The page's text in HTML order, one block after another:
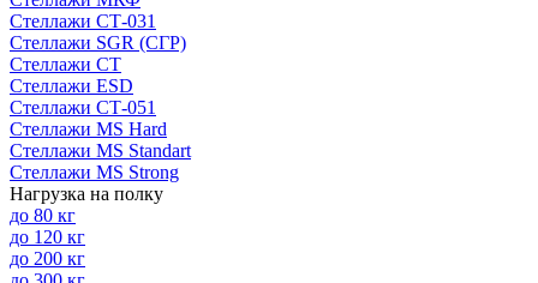
Стеллажи СТ-031
Стеллажи SGR (СГР)
Стеллажи СТ
Стеллажи ESD
Стеллажи СТ-051
Стеллажи MS Hard
Стеллажи MS Standart
Стеллажи MS Strong
Нагрузка на полку
до 80 кг
до 120 кг
до 200 кг